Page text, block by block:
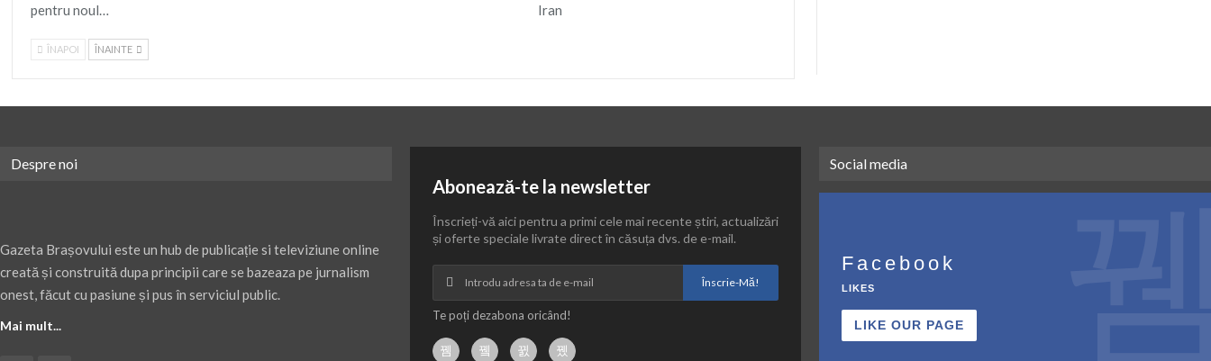
pentru noul…
Iran
ÎNAPOI ÎNAINTE
Despre noi
Gazeta Brașovului este un hub de publicație si televiziune online
creată și construită dupa principii care se bazeaza pe jurnalism
onest, făcut cu pasiune și pus în serviciul public.
Mai mult...
Abonează-te la newsletter
Înscrieți-vă aici pentru a primi cele mai recente știri, actualizări
și oferte speciale livrate direct în căsuța dvs. de e-mail.
Înscrie-Mă!
Te poți dezabona oricând!
Social media
Facebook
LIKES
LIKE OUR PAGE